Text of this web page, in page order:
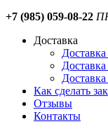
+7 (985) 059-08-22
Доставка
Как сделать
Отзывы
Контакты